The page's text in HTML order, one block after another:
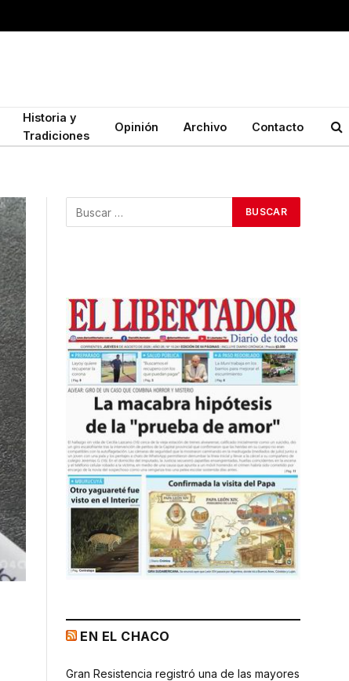
Historia y
Tradiciones
Opinión Archivo Contacto
EN EL CHACO
Gran Resistencia registró una de las mayores